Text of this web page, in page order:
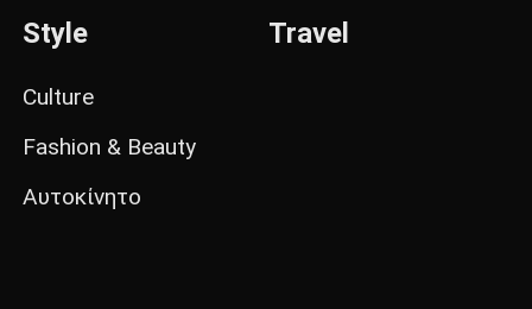
Style
Culture
Fashion & Beauty
Αυτοκίνητο
Travel